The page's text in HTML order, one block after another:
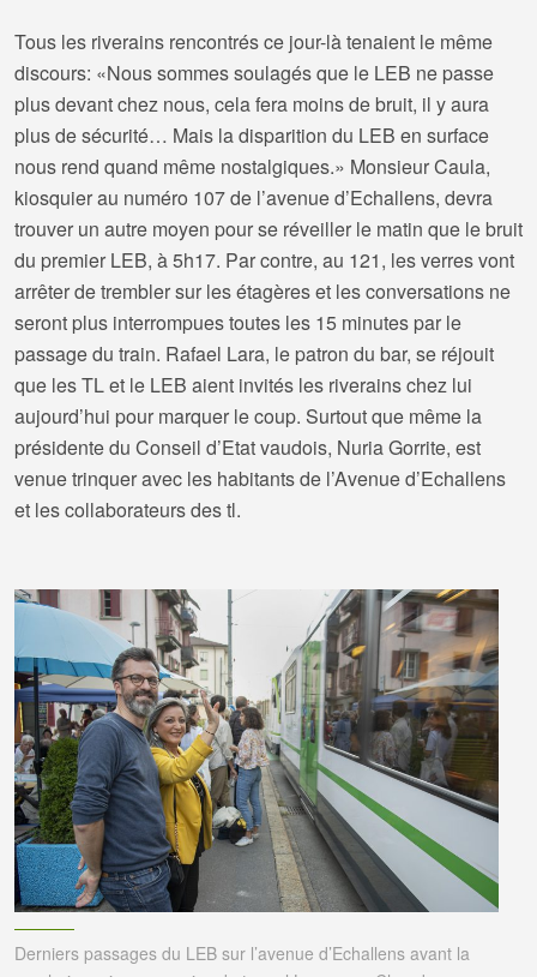
Tous les riverains rencontrés ce jour-là tenaient le même
discours: «Nous sommes soulagés que le LEB ne passe
plus devant chez nous, cela fera moins de bruit, il y aura
plus de sécurité… Mais la disparition du LEB en surface
nous rend quand même nostalgiques.» Monsieur Caula,
kiosquier au numéro 107 de l’avenue d’Echallens, devra
trouver un autre moyen pour se réveiller le matin que le bruit
du premier LEB, à 5h17. Par contre, au 121, les verres vont
arrêter de trembler sur les étagères et les conversations ne
seront plus interrompues toutes les 15 minutes par le
passage du train. Rafael Lara, le patron du bar, se réjouit
que les TL et le LEB aient invités les riverains chez lui
aujourd’hui pour marquer le coup. Surtout que même la
présidente du Conseil d’Etat vaudois, Nuria Gorrite, est
venue trinquer avec les habitants de l’Avenue d’Echallens
et les collaborateurs des tl.
Derniers passages du LEB sur l’avenue d’Echallens avant la